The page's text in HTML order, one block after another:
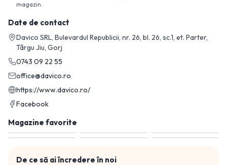
magazin.
Date de contact
Davico SRL, Bulevardul Republicii, nr. 26, bl. 26, sc.1, et. Parter,
Târgu Jiu, Gorj
0743 09 22 55
office@davico.ro
https://www.davico.ro/
Facebook
Magazine favorite
De ce să ai încredere în noi